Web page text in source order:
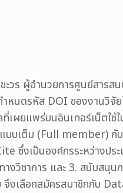
ร ผู้อำนวยการศูนย์สารส
ำหนดรหัส DOI ของงาน
ผยแพร่บนอินเทอร์เน็ตใช้
บบเต็ม (Full member)
งเป็นองค์กรระหว่างปร
ชาการ และ 3. สนับสนุน
จึงเลือกสมัครสมาชิกกับ